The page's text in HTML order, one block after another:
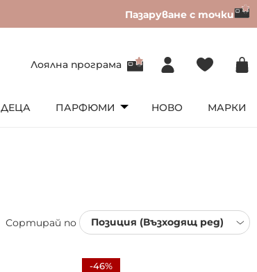
Пазаруване с точки
Лоялна програма
ДЕЦА ПАРФЮМИ НОВО МАРКИ
Сортирай по
-46%